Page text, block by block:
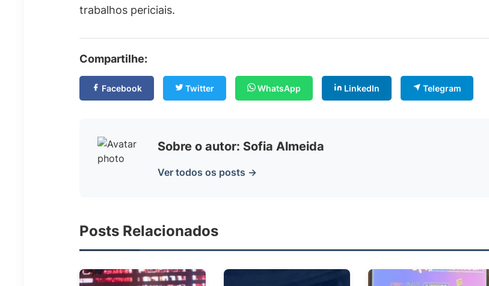
trabalhos periciais.
Compartilhe:
Facebook Twitter WhatsApp LinkedIn Telegram
Sobre o autor: Sofia Almeida
Ver todos os posts →
Posts Relacionados